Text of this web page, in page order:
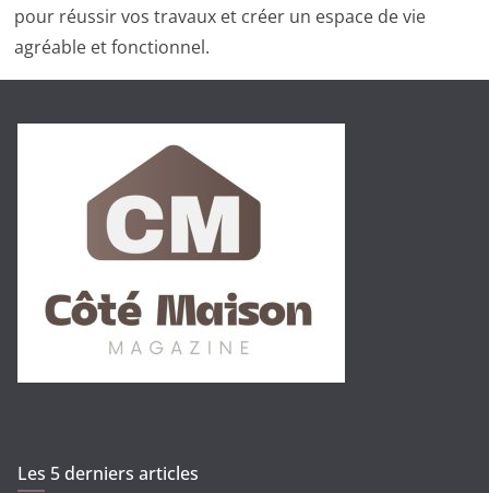
pour réussir vos travaux et créer un espace de vie
agréable et fonctionnel.
Les 5 derniers articles